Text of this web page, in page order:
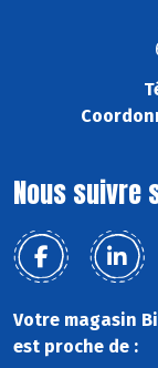
Nous suivre
Votre magasin
est proche de :